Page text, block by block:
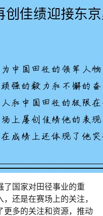
了国家对田径事业的重
还是在赛场上的关注，
更多的关注和资源，推动